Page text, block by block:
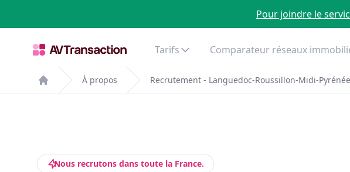
Pour joindre le
Tarifs Comparateur réseaux
Home
À propos Recrutement - Languedoc-Roussillon-Midi-
Nous recrutons dans toute la France.